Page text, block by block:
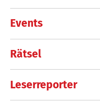
Events
Rätsel
Leserreporter